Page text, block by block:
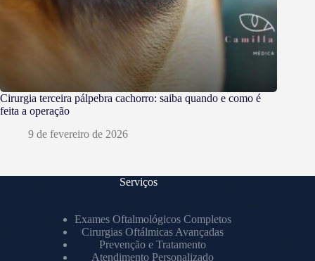
Cirurgia terceira pálpebra cachorro: saiba quando e como é
feita a operação
9 de fevereiro de 2026
Serviços
Exames Oftalmológicos Completos
Cirurgias Oftálmicas Avançadas
Prevenção e Tratamento
Atendimento Personalizado